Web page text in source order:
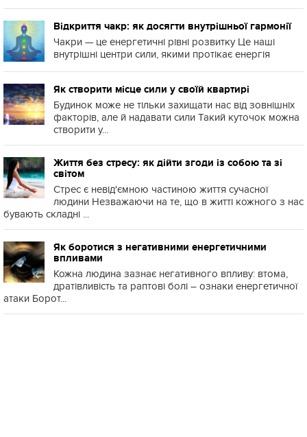
Відкриття чакр: як досягти внутрішньої гармонії
Чакри — це енергетичні рівні розвитку Це наші
внутрішні центри сили, якими протікає енергія
Як створити місце сили у своїй квартирі
Будинок може не тільки захищати нас від зовнішніх
факторів, але й надавати сили Такий куточок можна
створити у...
Життя без стресу: як дійти згоди із собою та зі
світом
Стрес є невід'ємною частиною життя сучасної
людини Незважаючи на те, що в житті кожного з нас
бувають складні ...
Як боротися з негативними енергетичними
впливами
Кожна людина зазнає негативного впливу: втома,
дратівливість та раптові болі – ознаки енергетичної
атаки Борот...